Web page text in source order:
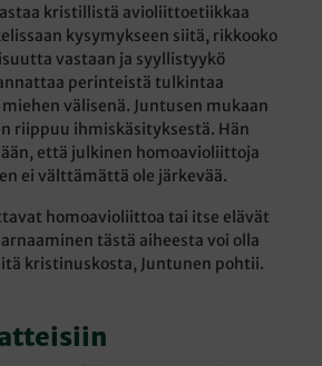
kristillistä avioliittoetiikkaa
kysymykseen siitä, rikkooko
vastaan ja syyllistyykö
perinteistä tulkintaa
välisenä. Juntusen mukaan
riippuu ihmiskäsityksestä. Hän
että julkinen homoavioliittoja
ei välttämättä ole järkevää.
homoavioliittoa tai itse elävät
tästä aiheesta voi olla
kristinuskosta, Juntunen pohtii.